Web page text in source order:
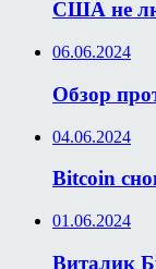
США не
06.06.2024
Обзор
04.06.2024
Bitcoin
01.06.2024
Виталик